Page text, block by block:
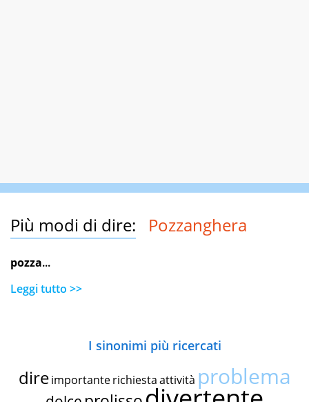
Più modi di dire: Pozzanghera
pozza...
Leggi tutto >>
I sinonimi più ricercati
dire importante richiestaattività problema